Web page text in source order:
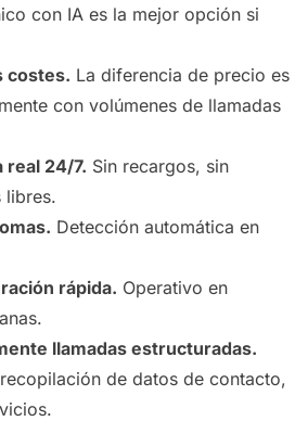
con IA es la mejor opción si
costes. La diferencia de precio es
con volúmenes de llamadas
real 24/7. Sin recargos, sin
libres.
Detección automática en
rápida. Operativo en
llamadas estructuradas.
de datos de contacto,